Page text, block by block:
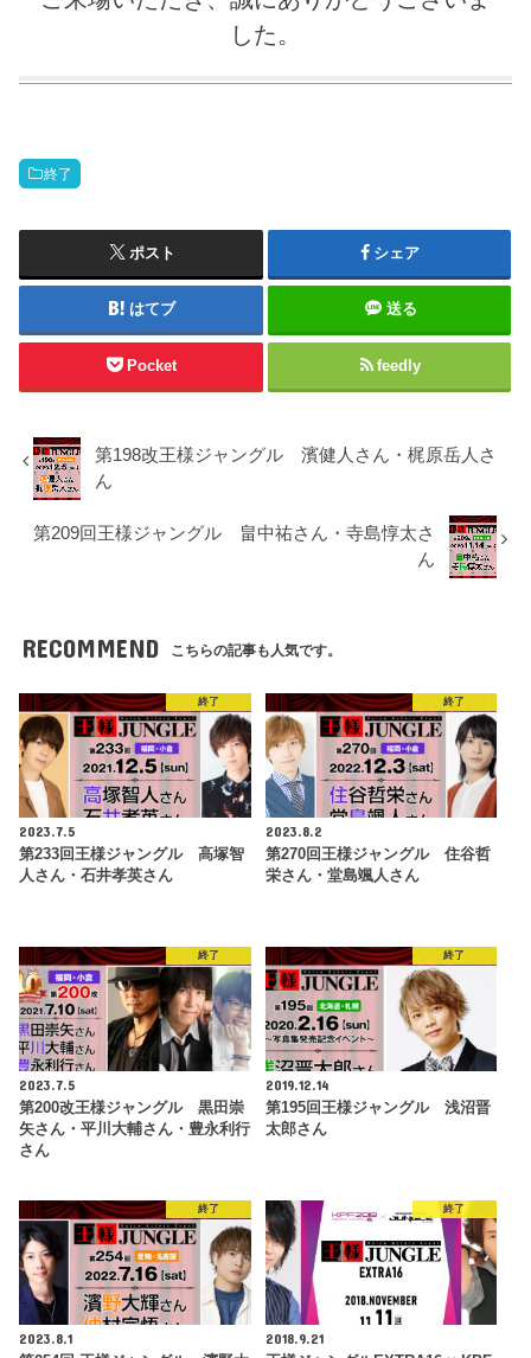
した。
終了
ポスト シェア
はてブ 送る
Pocket feedly
第198改王様ジャングル 濱健人さん・梶原岳人さ
ん
第209回王様ジャングル 畠中祐さん・寺島惇太さ
ん
RECOMMEND こちらの記事も人気です。
終了
2023.7.5
第233回王様ジャングル 高塚智
人さん・石井孝英さん
終了
2023.8.2
第270回王様ジャングル 住谷哲
栄さん・堂島颯人さん
終了
2023.7.5
第200改王様ジャングル 黒田崇
矢さん・平川大輔さん・豊永利行
さん
終了
2019.12.14
第195回王様ジャングル 浅沼晋
太郎さん
終了
2023.8.1
終了
2018.9.21